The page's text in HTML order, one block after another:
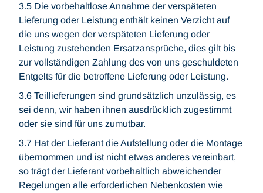
3.5 Die vorbehaltlose Annahme der verspäteten
Lieferung oder Leistung enthält keinen Verzicht auf
die uns wegen der verspäteten Lieferung oder
Leistung zustehenden Ersatzansprüche, dies gilt bis
zur vollständigen Zahlung des von uns geschuldeten
Entgelts für die betroffene Lieferung oder Leistung.
3.6 Teillieferungen sind grundsätzlich unzulässig, es
sei denn, wir haben ihnen ausdrücklich zugestimmt
oder sie sind für uns zumutbar.
3.7 Hat der Lieferant die Aufstellung oder die Montage
übernommen und ist nicht etwas anderes vereinbart,
so trägt der Lieferant vorbehaltlich abweichender
Regelungen alle erforderlichen Nebenkosten wie